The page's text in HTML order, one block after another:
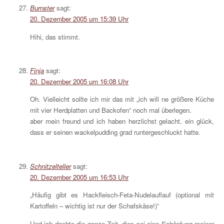
Burnster sagt:
20. Dezember 2005 um 15:39 Uhr
Hihi, das stimmt.
Finja sagt:
20. Dezember 2005 um 16:08 Uhr
Oh. Vielleicht sollte ich mir das mit „ich will ne größere Küche
mit vier Herdplatten und Backofen“ noch mal überlegen.
aber mein freund und ich haben herzlichst gelacht. ein glück,
dass er seinen wackelpudding grad runtergeschluckt hatte.
Schnitzelteller sagt:
20. Dezember 2005 um 16:53 Uhr
„Häufig gibt es Hackfleisch-Feta-Nudelauflauf (optional mit
Kartoffeln – wichtig ist nur der Schafskäse!)“